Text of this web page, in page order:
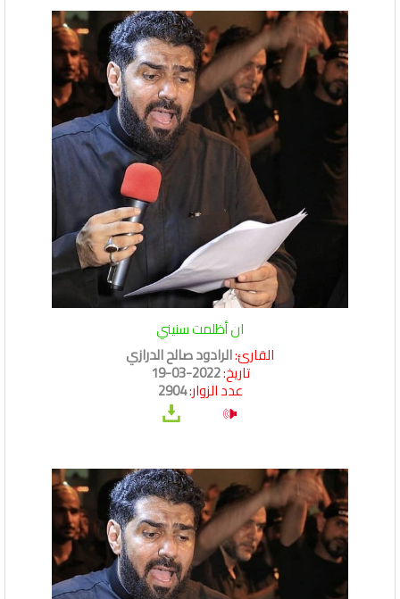
ان أظلمت سنيني
القارئ:الرادود صالح الدرازي
تاريخ:2022-03-19
عدد الزوار:2904